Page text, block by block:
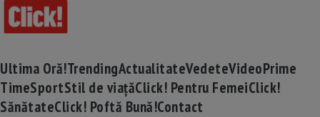
Ultima Oră!TrendingActualitateVedeteVideoPrime
TimeSportStil de viațăClick! Pentru FemeiClick!
SănătateClick! Poftă Bună!Contact